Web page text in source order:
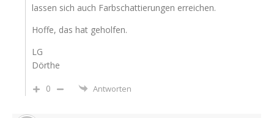
lassen sich auch Farbschattierungen erreichen.
Hoffe, das hat geholfen.
LG
Dörthe
0
Antworten